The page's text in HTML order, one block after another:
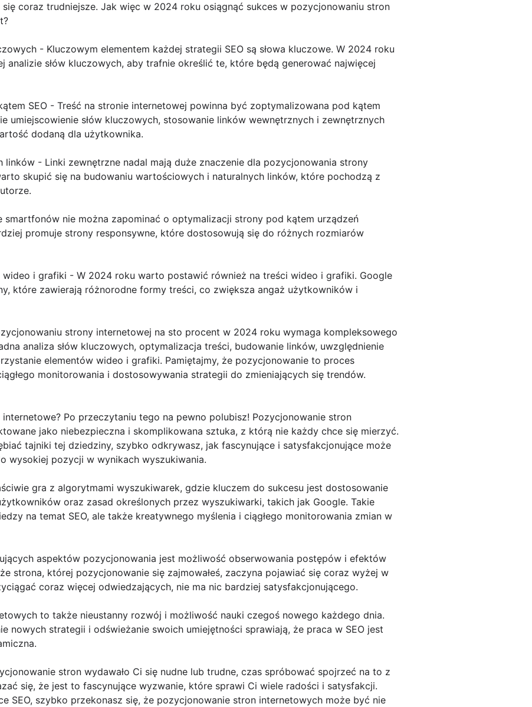
coraz trudniejsze. Jak więc w 2024 roku osiągnąć sukces w pozycjonowaniu stron
- Kluczowym elementem każdej strategii SEO są słowa kluczowe. W 2024 roku
analizie słów kluczowych, aby trafnie określić te, które będą generować najwięcej
SEO - Treść na stronie internetowej powinna być zoptymalizowana pod kątem
umiejscowienie słów kluczowych, stosowanie linków wewnętrznych i zewnętrznych
dodaną dla użytkownika.
linków - Linki zewnętrzne nadal mają duże znaczenie dla pozycjonowania strony
skupić się na budowaniu wartościowych i naturalnych linków, które pochodzą z
smartfonów nie można zapominać o optymalizacji strony pod kątem urządzeń
promuje strony responsywne, które dostosowują się do różnych rozmiarów
wideo i grafiki - W 2024 roku warto postawić również na treści wideo i grafiki. Google
które zawierają różnorodne formy treści, co zwiększa angaż użytkowników i
strony internetowej na sto procent w 2024 roku wymaga kompleksowego
analiza słów kluczowych, optymalizacja treści, budowanie linków, uwzględnienie
elementów wideo i grafiki. Pamiętajmy, że pozycjonowanie to proces
monitorowania i dostosowywania strategii do zmieniających się trendów.
Po przeczytaniu tego na pewno polubisz! Pozycjonowanie stron
jako niebezpieczna i skomplikowana sztuka, z którą nie każdy chce się mierzyć.
tajniki tej dziedziny, szybko odkrywasz, jak fascynujące i satysfakcjonujące może
wysokiej pozycji w wynikach wyszukiwania.
gra z algorytmami wyszukiwarek, gdzie kluczem do sukcesu jest dostosowanie
oraz zasad określonych przez wyszukiwarki, takich jak Google. Takie
na temat SEO, ale także kreatywnego myślenia i ciągłego monitorowania zmian w
aspektów pozycjonowania jest możliwość obserwowania postępów i efektów
strona, której pozycjonowanie się zajmowałeś, zaczyna pojawiać się coraz wyżej w
coraz więcej odwiedzających, nie ma nic bardziej satysfakcjonującego.
to także nieustanny rozwój i możliwość nauki czegoś nowego każdego dnia.
nowych strategii i odświeżanie swoich umiejętności sprawiają, że praca w SEO jest
stron wydawało Ci się nudne lub trudne, czas spróbować spojrzeć na to z
się, że jest to fascynujące wyzwanie, które sprawi Ci wiele radości i satysfakcji.
SEO, szybko przekonasz się, że pozycjonowanie stron internetowych może być nie